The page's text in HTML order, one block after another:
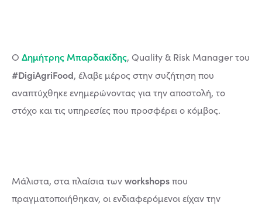
Ο Δημήτρης Μπαρδακίδης, Quality & Risk Manager του
#DigiAgriFood, έλαβε μέρος στην συζήτηση που
αναπτύχθηκε ενημερώνοντας για την αποστολή, το
στόχο και τις υπηρεσίες που προσφέρει ο κόμβος.
Μάλιστα, στα πλαίσια τωνworkshopsπου
πραγματοποιήθηκαν, οι ενδιαφερόμενοι είχαν την